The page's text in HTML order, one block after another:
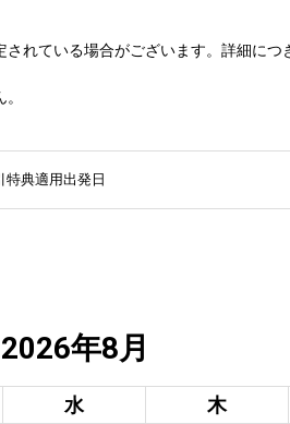
れている場合がございます。詳細につ
特典適用出発日
2026年8月
水 木